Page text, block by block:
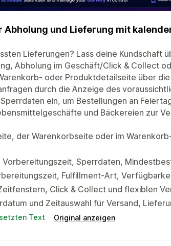
Abholung und Lieferung mit
Lieferungen? Lass deine Kundschaft
Abholung im Geschäft/Click & Collect
oder Produktdetailseite über
durch die Anzeige des
ein, um Bestellungen an
und Bäckereien zur
der Warenkorbseite oder im
Vorbereitungszeit, Sperrdaten,
Fulfillment-Art,
Click & Collect und flexiblen
und Zeitauswahl für Versand,
Text Original anzeigen